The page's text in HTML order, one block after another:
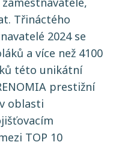
Třináctého
2024 se
a více než 4100
této unikátní
prestižní
oblasti
TOP 10